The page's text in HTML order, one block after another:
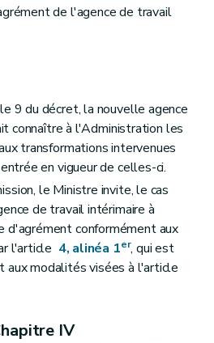
de l'agence de travail
9 du décret, la nouvelle agence
connaître à l'Administration les
transformations intervenues
en vigueur de celles-ci.
le Ministre invite, le cas
de travail intérimaire à
d'agrément conformément aux
l'article 4, alinéa 1er, qui est
aux modalités visées à l'article
IV